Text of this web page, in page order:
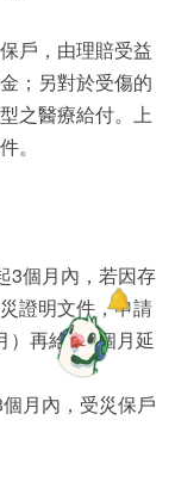
戶，由理賠受益
；另對於受傷的
之醫療給付。上
。
3個月內，若因存
證明文件，申請
）再給予3個月延
月內，受災保戶